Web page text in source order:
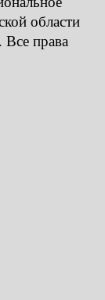
области
права